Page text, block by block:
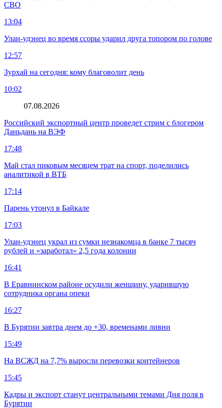
СВО
13:04
Улан-удэнец во время ссоры ударил друга топором по голове
12:57
Зурхай на сегодня: кому благоволит день
10:02
07.08.2026
Российский экспортный центр проведет стрим с блогером
Даньдань на ВЭФ
17:48
Май стал пиковым месяцем трат на спорт, поделились
аналитикой в ВТБ
17:14
Парень утонул в Байкале
17:03
Улан-удэнец украл из сумки незнакомца в банке 7 тысяч
рублей и «заработал» 2,5 года колонии
16:41
В Еравнинском районе осудили женщину, ударившую
сотрудника органа опеки
16:27
В Бурятии завтра днем до +30, временами ливни
15:49
На ВСЖД на 7,7% выросли перевозки контейнеров
15:45
Кадры и экспорт станут центральными темами Дня поля в
Бурятии